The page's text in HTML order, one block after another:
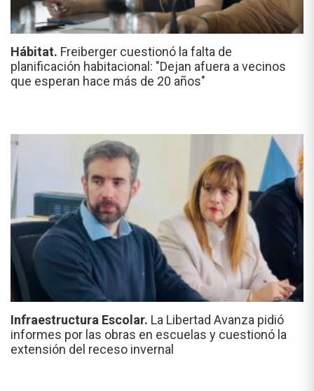
Hábitat. Freiberger cuestionó la falta de
planificación habitacional: "Dejan afuera a vecinos
que esperan hace más de 20 años"
Infraestructura Escolar. La Libertad Avanza pidió
informes por las obras en escuelas y cuestionó la
extensión del receso invernal